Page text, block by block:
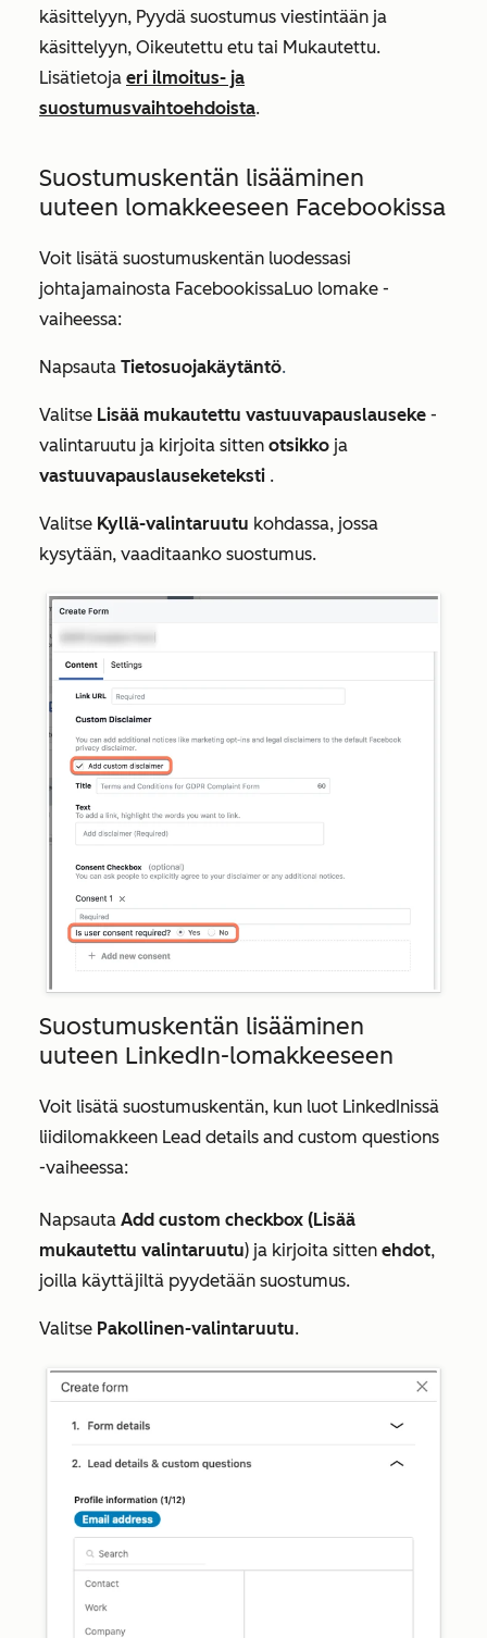
käsittelyyn, Pyydä suostumus viestintään ja
käsittelyyn, Oikeutettu etu tai Mukautettu.
Lisätietoja eri ilmoitus- ja
suostumusvaihtoehdoista.
Suostumuskentän lisääminen
uuteen lomakkeeseen Facebookissa
Voit lisätä suostumuskentän luodessasi
johtajamainosta FacebookissaLuo lomake -
vaiheessa:
Napsauta Tietosuojakäytäntö.
Valitse Lisää mukautettu vastuuvapauslauseke -
valintaruutu ja kirjoita sitten otsikko ja
vastuuvapauslauseketeksti .
Valitse Kyllä-valintaruutu kohdassa, jossa
kysytään, vaaditaanko suostumus.
Suostumuskentän lisääminen
uuteen LinkedIn-lomakkeeseen
Voit lisätä suostumuskentän, kun luot LinkedInissä
liidilomakkeen Lead details and custom questions
-vaiheessa:
Napsauta Add custom checkbox (Lisää
mukautettu valintaruutu) ja kirjoita sitten ehdot,
joilla käyttäjiltä pyydetään suostumus.
Valitse Pakollinen-valintaruutu.